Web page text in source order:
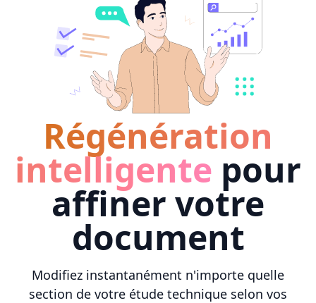
Régénération
intelligente pour
affiner votre
document
Modifiez instantanément n'importe quelle
section de votre étude technique selon vos